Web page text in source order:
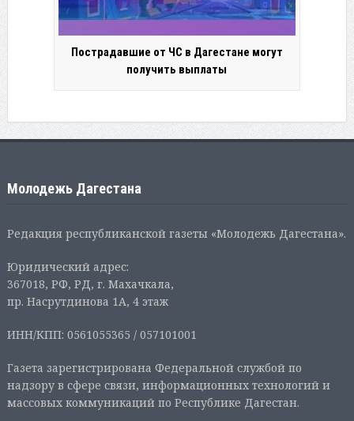
Пострадавшие от ЧС в Дагестане могут
получить выплаты
Молодежь Дагестана
Редакция республиканской газеты «Молодежь Дагестана».
Юридический адрес:
367018, РФ, РД, г. Махачкала,
пр. Насрутдинова 1А, 4 этаж
ИНН/КПП: 0561055365 / 057101001
Газета зарегистрирована Федеральной службой по
надзору в сфере связи, информационных технологий и
массовых коммуникаций по Республике Дагестан.